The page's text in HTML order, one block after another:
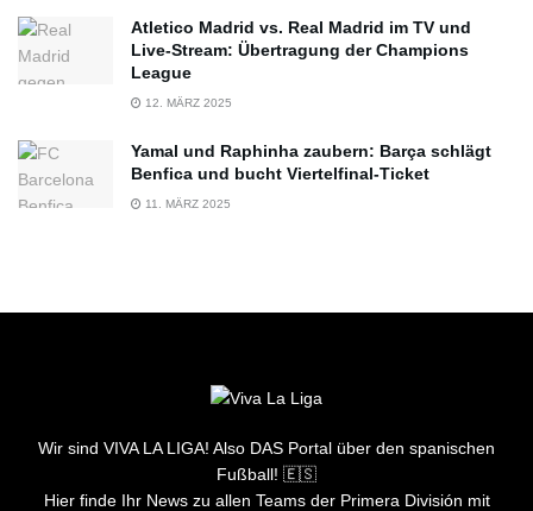
Atletico Madrid vs. Real Madrid im TV und
Live-Stream: Übertragung der Champions
League
12. MÄRZ 2025
Yamal und Raphinha zaubern: Barça schlägt
Benfica und bucht Viertelfinal-Ticket
11. MÄRZ 2025
Wir sind VIVA LA LIGA! Also DAS Portal über den spanischen
Fußball! 🇪🇸
Hier finde Ihr News zu allen Teams der Primera División mit